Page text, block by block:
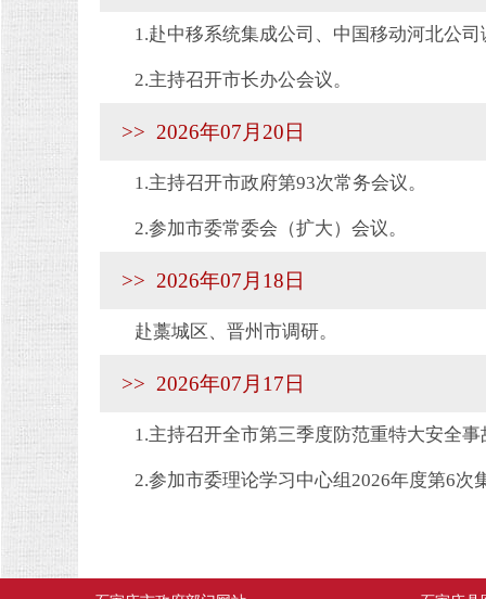
1.赴中移系统集成公司、中国移动河北公司
2.主持召开市长办公会议。
>> 2026年07月20日
1.主持召开市政府第93次常务会议。
2.参加市委常委会（扩大）会议。
>> 2026年07月18日
赴藁城区、晋州市调研。
>> 2026年07月17日
1.主持召开全市第三季度防范重特大安全事
2.参加市委理论学习中心组2026年度第6次